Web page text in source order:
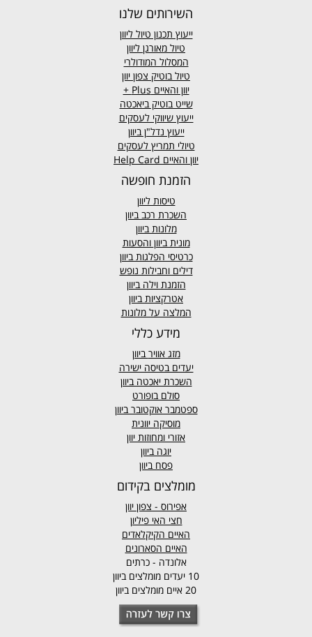
השירותים שלנו
ייעוץ תכנון טיול ליוון
טיול מאורגן ליוון
המסלול המודולרי
טיול בוטיק צפון יוון
יוון והאיים Plus +
שייט בוטיק ביאכטה
ייעוץ שיווקי לעסקים
ייעוץ נדל"ן ביוון
טיולי תמריץ לעסקים
יוון והאיים Help Card
הזמנת חופשה
טיסות ליוון
השכרת רכב ביוון
מלונות ביוון
מונית ביוון והסעות
כרטיסי הפלגות ביוון
דילים וחבילות נופש
הזמנת וילה ביוון
אטרקציות ביוון
המלצה על מלונות
מידע כללי
מזג אוויר ביוון
יעדים בטיסה ישירה
השכרת יאכטה ביוון
סולם בופורט
ספטמבר אוקטובר ביוון
מוסיקה יוונית
אזורי ומחוזות יוון
יוגה ביוון
פסח ביוון
מומלצים בקידום
אפירוס - צפון יוון
חצי האי פיליון
האיים הקיקלאדים
האיים הסארונים
אלונדה - כרתים
10 יעדים מומלצים ביוון
20 איים מומלצים ביוון